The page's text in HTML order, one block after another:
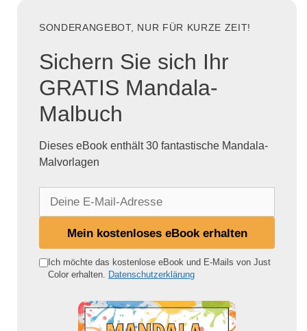
SONDERANGEBOT, NUR FÜR KURZE ZEIT!
Sichern Sie sich Ihr
GRATIS Mandala-
Malbuch
Dieses eBook enthält 30 fantastische Mandala-
Malvorlagen
e
Mein kostenloses eBook erhalten
Ich möchte das kostenlose eBook und E-Mails von Just
Color erhalten. Datenschutzerklärung